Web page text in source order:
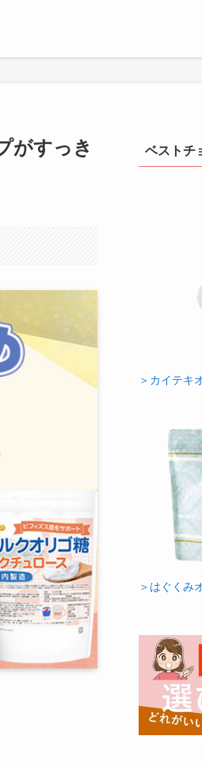
がすっき
ベストチ
＞カイテキ
＞はぐくみ